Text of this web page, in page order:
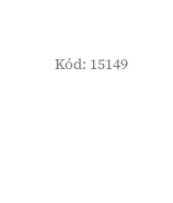
Kód: 15149